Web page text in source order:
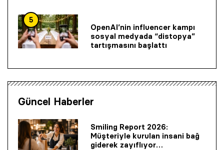
5
OpenAI’nin influencer kampı
sosyal medyada “distopya”
tartışmasını başlattı
Güncel Haberler
Smiling Report 2026:
Müşteriyle kurulan insani bağ
giderek zayıflıyor…